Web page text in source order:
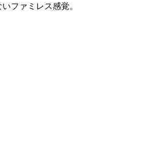
ファミレス感覚。